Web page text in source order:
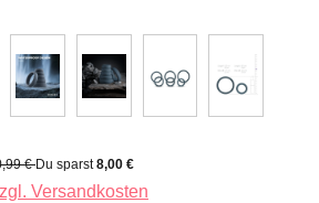
Preis:
€Du sparst8,00 €
Versandkosten